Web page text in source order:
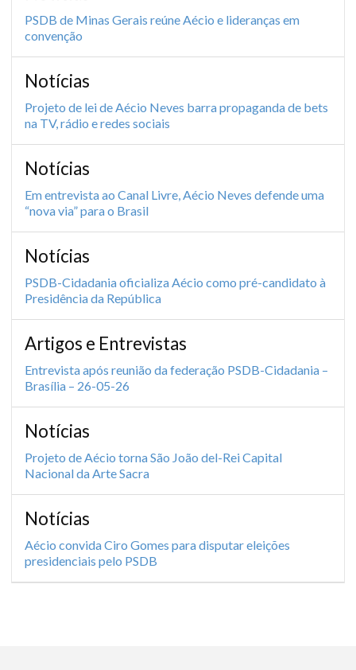
PSDB de Minas Gerais reúne Aécio e lideranças em
convenção
Notícias
Projeto de lei de Aécio Neves barra propaganda de bets
na TV, rádio e redes sociais
Notícias
Em entrevista ao Canal Livre, Aécio Neves defende uma
“nova via” para o Brasil
Notícias
PSDB-Cidadania oficializa Aécio como pré-candidato à
Presidência da República
Artigos e Entrevistas
Entrevista após reunião da federação PSDB-Cidadania –
Brasília – 26-05-26
Notícias
Projeto de Aécio torna São João del-Rei Capital
Nacional da Arte Sacra
Notícias
Aécio convida Ciro Gomes para disputar eleições
presidenciais pelo PSDB